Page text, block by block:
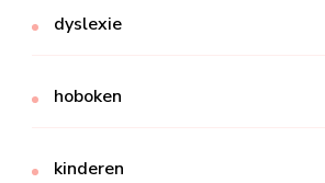
dyslexie
hoboken
kinderen